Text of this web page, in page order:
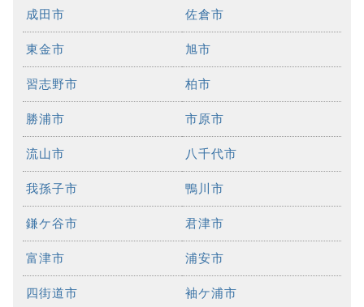
成田市 佐倉市
東金市 旭市
習志野市 柏市
勝浦市 市原市
流山市 八千代市
我孫子市 鴨川市
鎌ケ谷市 君津市
富津市 浦安市
四街道市 袖ケ浦市